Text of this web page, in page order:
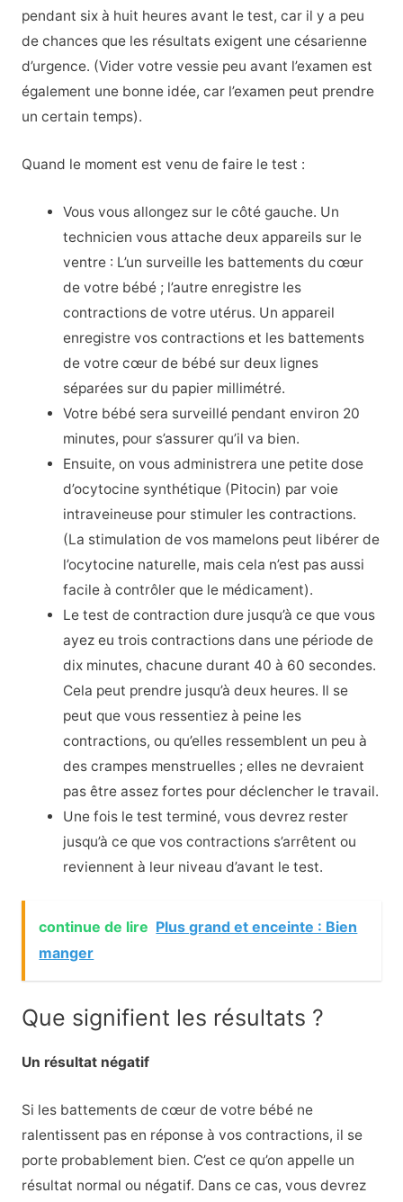
pendant six à huit heures avant le test, car il y a peu
de chances que les résultats exigent une césarienne
d’urgence. (Vider votre vessie peu avant l’examen est
également une bonne idée, car l’examen peut prendre
un certain temps).
Quand le moment est venu de faire le test :
Vous vous allongez sur le côté gauche. Un
technicien vous attache deux appareils sur le
ventre : L’un surveille les battements du cœur
de votre bébé ; l’autre enregistre les
contractions de votre utérus. Un appareil
enregistre vos contractions et les battements
de votre cœur de bébé sur deux lignes
séparées sur du papier millimétré.
Votre bébé sera surveillé pendant environ 20
minutes, pour s’assurer qu’il va bien.
Ensuite, on vous administrera une petite dose
d’ocytocine synthétique (Pitocin) par voie
intraveineuse pour stimuler les contractions.
(La stimulation de vos mamelons peut libérer de
l’ocytocine naturelle, mais cela n’est pas aussi
facile à contrôler que le médicament).
Le test de contraction dure jusqu’à ce que vous
ayez eu trois contractions dans une période de
dix minutes, chacune durant 40 à 60 secondes.
Cela peut prendre jusqu’à deux heures. Il se
peut que vous ressentiez à peine les
contractions, ou qu’elles ressemblent un peu à
des crampes menstruelles ; elles ne devraient
pas être assez fortes pour déclencher le travail.
Une fois le test terminé, vous devrez rester
jusqu’à ce que vos contractions s’arrêtent ou
reviennent à leur niveau d’avant le test.
continue de lire Plus grand et enceinte : Bien
manger
Que signifient les résultats ?
Un résultat négatif
Si les battements de cœur de votre bébé ne
ralentissent pas en réponse à vos contractions, il se
porte probablement bien. C’est ce qu’on appelle un
résultat normal ou négatif. Dans ce cas, vous devrez